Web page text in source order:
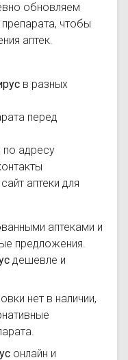
обновляем
чтобы
аптек.
в разных
перед
по адресу
аптеки для
аптеками и
предложения.
дешевле и
нет в наличии,
онлайн и